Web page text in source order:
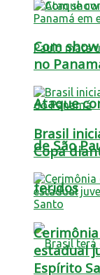
Ataque
de São
feridos
Com
no
Brasil
Copa
estadual
Espírito